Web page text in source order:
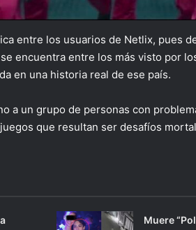
entre los usuarios de Netlix, pues
encuentra entre los más visto por
en una historia real de ese país.
a un grupo de personas con
que resultan ser desafíos
Muere